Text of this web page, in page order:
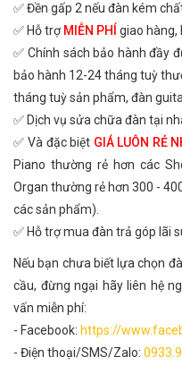
✅ Đền gấp 2 nếu đàn kém
✅ Hỗ trợ MIỄN PHÍ giao hàng,
✅ Chính sách bảo hành đầy
bảo hành 12-24 tháng tuỳ
tháng tuỳ sản phẩm, đàn
✅ Dịch vụ sửa chữa đàn tại
✅ Và đặc biệt GIÁ LUÔN RẺ
Piano thường rẻ hơn các
Organ thường rẻ hơn 300 -
các sản phẩm).
✅ Hỗ trợ mua đàn trả góp lãi
Nếu bạn chưa biết lựa chọn
cầu, đừng ngại hãy liên hệ
vấn miễn phí:
- Facebook: https://
- Điện thoại/SMS/Zalo: